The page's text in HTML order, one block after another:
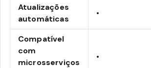
Atualizações
automáticas
•
Compatível
com
microsserviços
•